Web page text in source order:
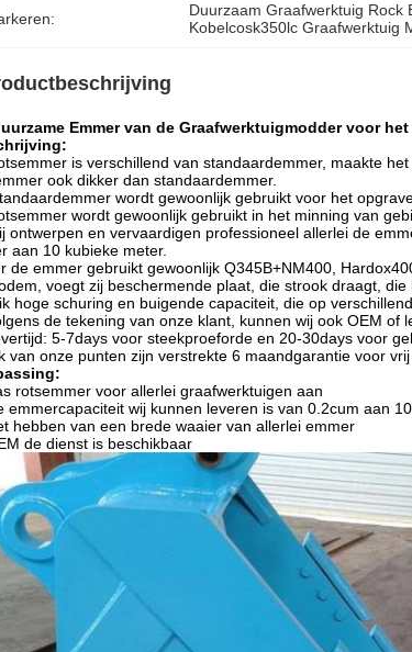
Duurzaam Graafwerktuig Rock
Kobelcosk350lc Graafwerktuig
Emmer van de Graafwerktuigmodder voor
is verschillend van standaardemmer, maakte
ook dikker dan standaardemmer.
wordt gewoonlijk gebruikt voor het
wordt gewoonlijk gebruikt in het minning van
ontwerpen en vervaardigen professioneel allerlei de
aan 10 kubieke meter.
de emmer gebruikt gewoonlijk Q345B+NM400,
voegt zij beschermende plaat, die strook draagt,
hoge schuring en buigende capaciteit, die op
de tekening van onze klant, kunnen wij ook OEM of
5-7days voor steekproeforde en 20-30days voor
van onze punten zijn verstrekte 6 maandgarantie voor vrij
rotsemmer voor allerlei graafwerktuigen aan
emmercapaciteit wij kunnen leveren is van 0.2cum aan
hebben van een brede waaier van allerlei emmer
de dienst is beschikbaar